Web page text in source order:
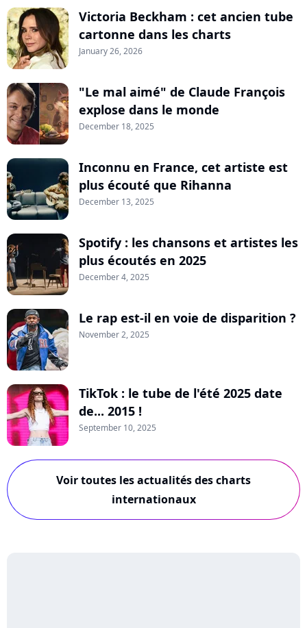
Victoria Beckham : cet ancien tube
cartonne dans les charts
January 26, 2026
"Le mal aimé" de Claude François
explose dans le monde
December 18, 2025
Inconnu en France, cet artiste est
plus écouté que Rihanna
December 13, 2025
Spotify : les chansons et artistes les
plus écoutés en 2025
December 4, 2025
Le rap est-il en voie de disparition ?
November 2, 2025
TikTok : le tube de l'été 2025 date
de... 2015 !
September 10, 2025
Voir toutes les actualités des charts
internationaux